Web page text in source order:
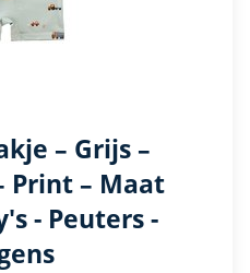
– Grijs –
Print – Maat
- Peuters -